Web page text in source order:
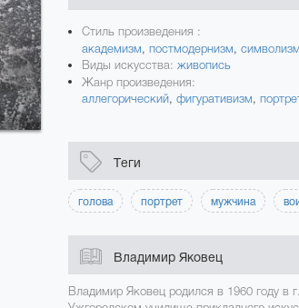
Стиль произведения :
академизм, постмодернизм, символизм
Виды искусства: живопись
Жанр произведения:
аллегорический, фигуративизм,
Теги
голова портрет мужчина
Владимир Яковец
Владимир Яковец родился в 1960 году в